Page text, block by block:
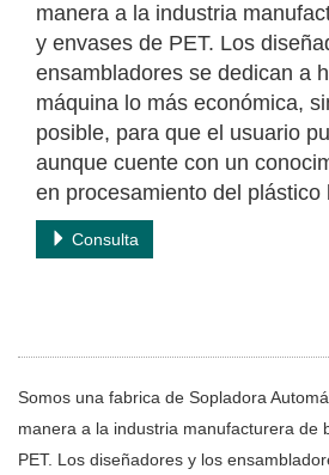
manera a la industria
y envases de PET. Los
ensambladores se dedican a
máquina lo más económica,
posible, para que el usuario
aunque cuente con un
en procesamiento del plástico
Consulta
Somos una fabrica de Sopladora
manera a la industria manufacturera de
PET. Los diseñadores y los